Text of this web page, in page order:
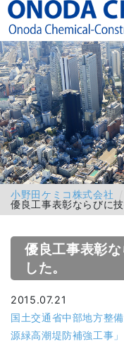
小野田ケミコ株式会社
優良工事表彰ならびに
優良工事表彰
した。
2015.07.21
国土交通省中部地方整
源緑高潮堤防補強工事